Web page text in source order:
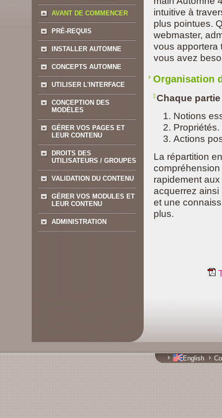
AVANT DE COMMENCER
PRÉ-REQUIS
INSTALLER AUTOMNE
CONCEPTS AUTOMNE
UTILISER L'INTERFACE
CONCEPTION DES
MODÈLES
GÉRER VOS PAGES ET
LEUR CONTENU
DROITS DES
UTILISATEURS / GROUPES
VALIDATION DU CONTENU
GÉRER VOS MODULES ET
LEUR CONTENU
ADMINISTRATION
intuitive à
plus pointues.
webmaster,
vous apportera
vous avez
Organisation
Chaque
Notions
Propriétés.
Actions
La répartition
rapidement
acquerrez
et une
plus.
English